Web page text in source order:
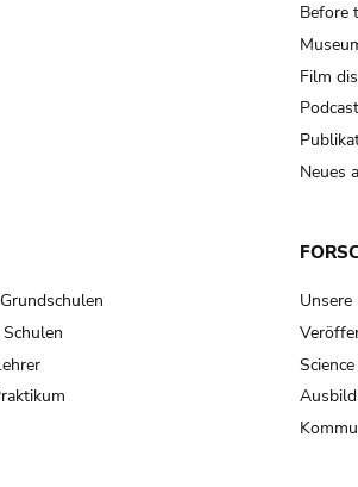
Before
Film
Neues